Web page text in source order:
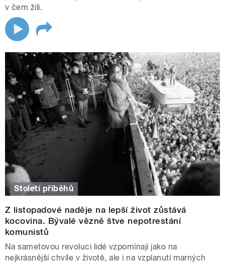
v čem žili.
Století příběhů
Z listopadové naděje na lepší život zůstává
kocovina. Bývalé vězně štve nepotrestání
komunistů
Na sametovou revoluci lidé vzpomínají jako na
nejkrásnější chvíle v životě, ale i na vzplanutí marných